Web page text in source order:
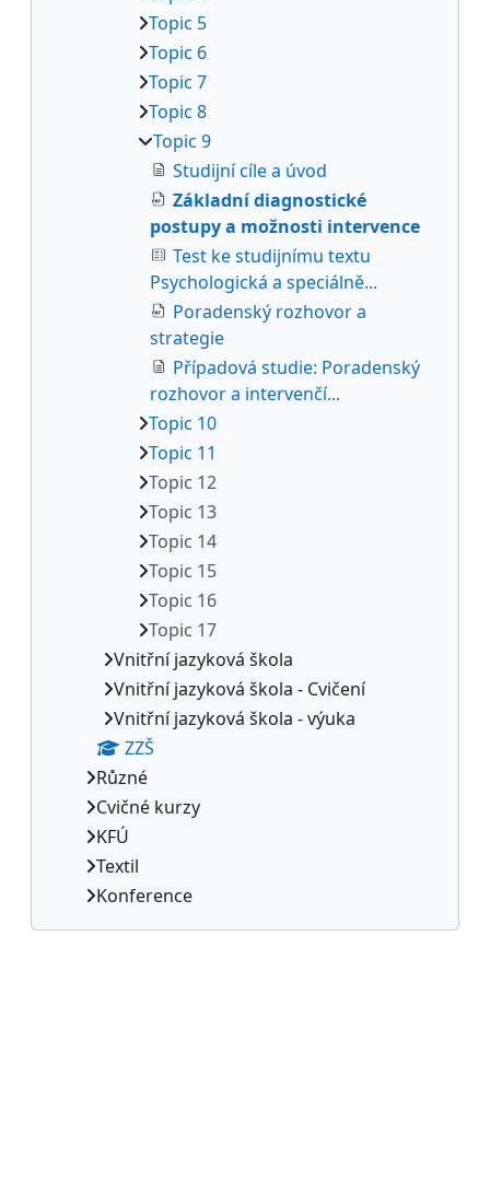
Topic 5
Topic 6
Topic 7
Topic 8
Topic 9
Studijní cíle a úvod
Základní diagnostické
postupy a možnosti intervence
Test ke studijnímu textu
Psychologická a speciálně...
Poradenský rozhovor a
strategie
Případová studie: Poradenský
rozhovor a intervenčí...
Topic 10
Topic 11
Topic 12
Topic 13
Topic 14
Topic 15
Topic 16
Topic 17
Vnitřní jazyková škola
Vnitřní jazyková škola - Cvičení
Vnitřní jazyková škola - výuka
ZZŠ
Různé
Cvičné kurzy
KFÚ
Textil
Konference